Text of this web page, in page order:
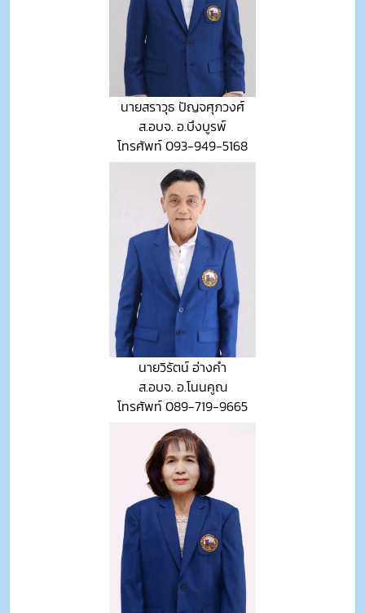
นายสราวุธ ปัญจศุภวงศ์
ส.อบจ. อ.บึงบูรพ์
โทรศัพท์ 093-949-5168
นายวิรัตน์ อ่างคำ
ส.อบจ. อ.โนนคูณ
โทรศัพท์ 089-719-9665